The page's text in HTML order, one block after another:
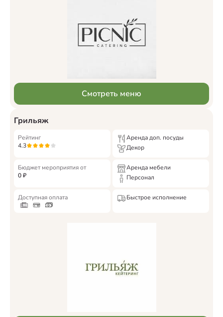
Смотреть меню
Грильяж
Рейтинг
4.3
Аренда доп. посуды
Декор
Бюджет мероприятия от
0₽
Аренда мебели
Персонал
Доступная оплата Быстрое исполнение